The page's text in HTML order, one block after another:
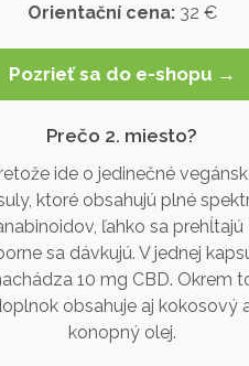
Orientační cena:32 €
Pozrieť sa do e-shopu →
Prečo 2. miesto?
ide o jedinečné
ktoré obsahujú plné
ľahko sa prehĺtajú
sa dávkujú. V jednej
10 mg CBD. Okrem
obsahuje aj kokosový
konopný olej.